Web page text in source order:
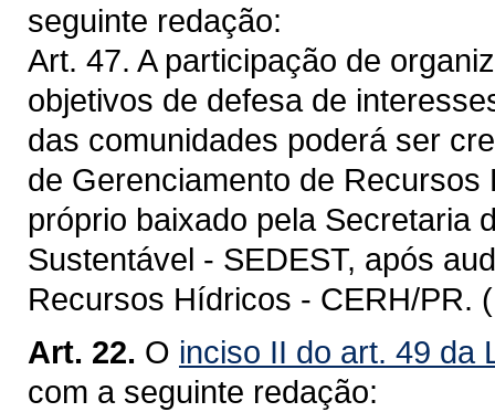
seguinte redação:
Art. 47. A participação de
objetivos de defesa de
das comunidades poderá ser
de Gerenciamento de
próprio baixado pela Secretaria
Sustentável - SEDEST, após
Recursos Hídricos - CERH/PR.
Art. 22. O inciso II do art. 49 da
com a seguinte redação: